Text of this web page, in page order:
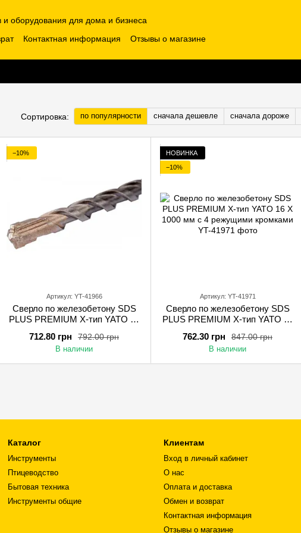
оборудования для дома и бизнеса
Контактная информация Отзывы о магазине
Сортировка: по популярности сначала дешевле сначала дороже
−10%
Артикул: YT-41966
Сверло по железобетону SDS
PLUS PREMIUM Х-тип YATO 18
кромками792.00 грн
712.80 грн
В наличии
НОВИНКА
−10%
Артикул: YT-41971
Сверло по железобетону SDS
PLUS PREMIUM Х-тип YATO 16
кромками847.00 грн
762.30 грн
В наличии
Каталог
Инструменты
Птицеводство
Бытовая техника
Инструменты общие
Клиентам
Вход в личный кабинет
О нас
Оплата и доставка
Обмен и возврат
Контактная информация
Отзывы о магазине